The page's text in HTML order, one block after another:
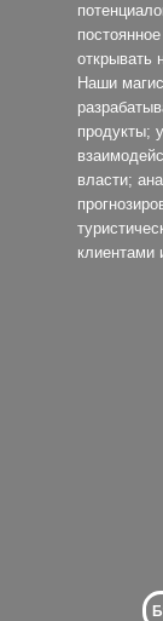
открывать
Наши
продукты;
власти;
клиентами